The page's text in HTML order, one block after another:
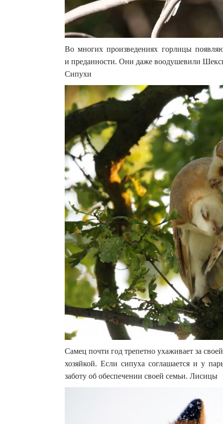
Во многих произведениях горлицы
и преданности. Они даже воодушевили
Сипухи
Самец почти год трепетно ухаживает за
хозяйкой. Если сипуха соглашается и у
заботу об обеспечении своей семьи. Лисицы